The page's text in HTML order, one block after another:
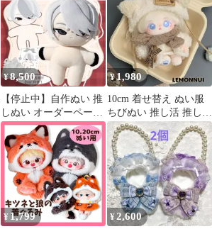
¥8,500
【停止中】自作ぬい 推
しぬい オーダーページ
無属性 ぬいぐるみ 棉花
娃娃
¥1,980
10cm 着せ替え ぬい服
ちびぬい 推し活 推しぬ
い ねこ-E072
¥ 1,799 ¥2,600